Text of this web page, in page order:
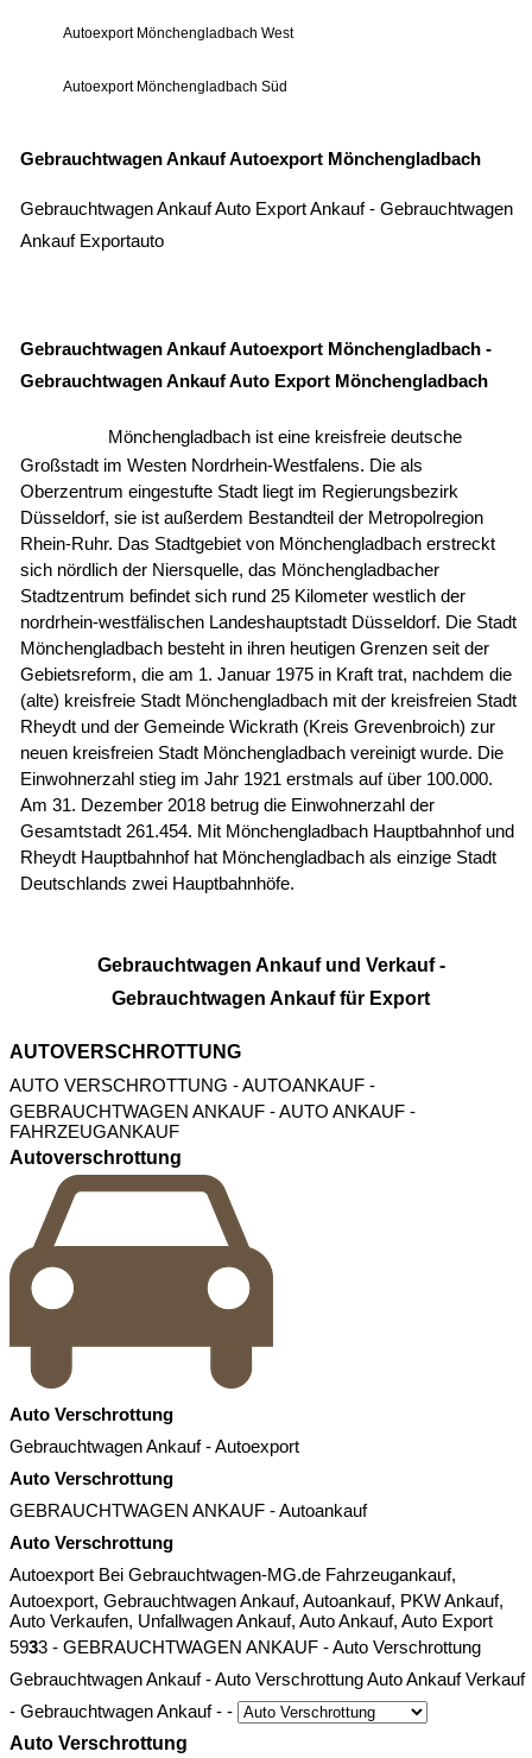
AUTOVERSCHROTTUNG
AUTO VERSCHROTTUNG - AUTOANKAUF -
GEBRAUCHTWAGEN ANKAUF - AUTO ANKAUF -
FAHRZEUGANKAUF
Autoverschrottung
Auto Verschrottung
Gebrauchtwagen Ankauf-Autoexport
Auto Verschrottung
GEBRAUCHTWAGEN ANKAUF -Autoankauf
Auto Verschrottung
Autoexport Bei Gebrauchtwagen-MG.de Fahrzeugankauf,
Autoexport, Gebrauchtwagen Ankauf, Autoankauf, PKW Ankauf,
Auto Verkaufen, Unfallwagen Ankauf, Auto Ankauf, Auto Export
5933 - GEBRAUCHTWAGEN ANKAUF -Auto Verschrottung
Gebrauchtwagen Ankauf -Auto VerschrottungAuto Ankauf Verkauf
- Gebrauchtwagen Ankauf- -
Auto Verschrottung